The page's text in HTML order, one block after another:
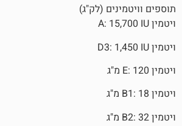
(לק"ג)